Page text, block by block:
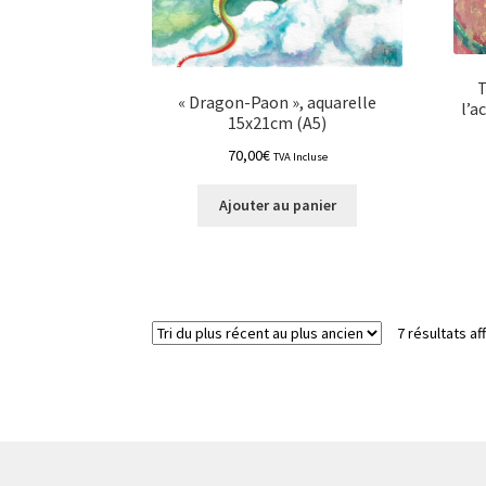
« Dragon-Paon », aquarelle
15x21cm (A5)
70,00€ TVA Incluse
Ajouter au panier
7 résultats